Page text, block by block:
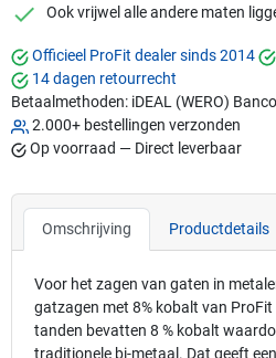
checkmark
Ook vrijwel alle andere maten
Officieel ProFit dealer sinds 2014
14 dagen retourrecht
Betaalmethoden: iDEAL (WERO)
2.000+ bestellingen verzonden
Op voorraad — Direct leverbaar
Omschrijving Productdetails
Voor het zagen van gaten in
gatzagen met 8% kobalt van
tanden bevatten 8 % kobalt
traditionele bi-metaal. Dat geeft